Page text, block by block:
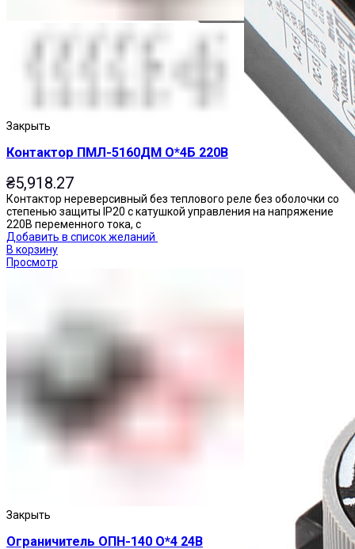
Закрыть
Контактор ПМЛ-5160ДМ О*4Б 220В
₴5,918.27
Контактор нереверсивный без теплового реле без оболочки со
степенью защиты IP20 с катушкой управления на напряжение
220В переменного тока, с
Добавить в список желаний
В корзину
Просмотр
Закрыть
Ограничитель ОПН-140 О*4 24В